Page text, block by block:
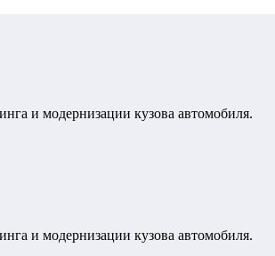
и модернизации кузова автомобиля.
и модернизации кузова автомобиля.